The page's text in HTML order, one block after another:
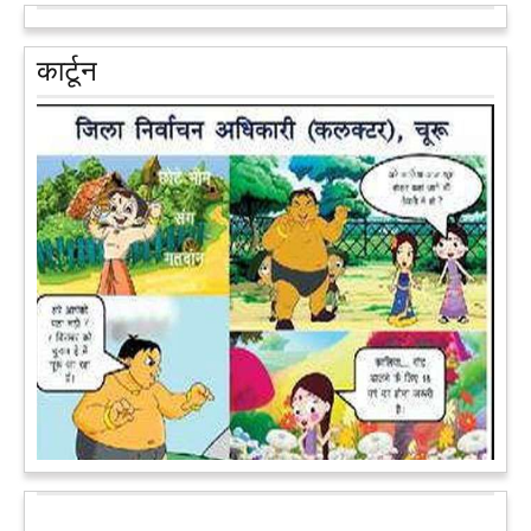
आरक्षण के विरोध में राजा भैया बोले, प्रमोशन का आधार गुणवत्ता और
वरिष्ठता हो, जाति नहीं
प्रतापगढ़ के कुंडा से बाहुबली विधायक रघुराज प्रताप सिंह उर्फ राजा भैया ने
शुक्रवार को लखनऊ में प्रेस कांफ्रेंस कर नई राजनीतिक पार्टी बनाने की
आधिकारिक घोषणा करते हुए पार्टी के मुद्दों के बारे में बताया.आगे पढ़ें
पेट पकड़ कर हंसने पर मजबूर हो जायेंगे आप जानवरों की ये अदाएं देखकर
कल्पना कीजिये उस दृश्य की, जिसमें कोई गिलहरी किसी मेंढक के साथ
लिप-लॉक कर रही हो। गिलहरी झूला झूल रही हो।आगे पढ़ें
कार्टून